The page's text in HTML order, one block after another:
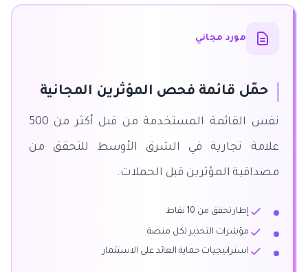
مورد مجاني
حمّل قائمة فحص المؤثرين المجانية
نفس القائمة المستخدمة من قبل أكثر من 500
علامة تجارية في الشرق الأوسط للتحقق من
مصداقية المؤثرين قبل الحملات.
إطار تحقق من 10 نقاط
مؤشرات التحذير لكل منصة
استراتيجيات حماية العائد على الاستثمار